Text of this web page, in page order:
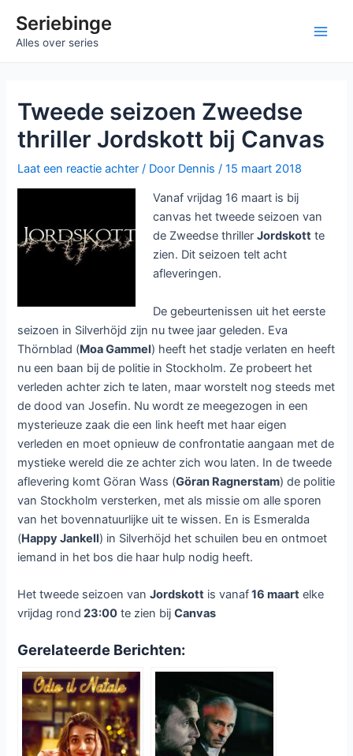
naarSeriebinge
Alles over series
Tweede seizoen Zweedse
thriller Jordskott bij Canvas
Laat een reactie achter / Door Dennis/15 maart 2018
Vanaf vrijdag 16 maart is bij
canvas het tweede seizoen van
de Zweedse thrillerJordskott te
zien. Dit seizoen telt acht
afleveringen.
De gebeurtenissen uit het eerste
seizoen in Silverhöjd zijn nu twee jaar geleden. Eva
Thörnblad (Moa Gammel) heeft het stadje verlaten en heeft
nu een baan bij de politie in Stockholm. Ze probeert het
verleden achter zich te laten, maar worstelt nog steeds met
de dood van Josefin. Nu wordt ze meegezogen in een
mysterieuze zaak die een link heeft met haar eigen
verleden en moet opnieuw de confrontatie aangaan met de
mystieke wereld die ze achter zich wou laten. In de tweede
aflevering komt Göran Wass (Göran Ragnerstam) de politie
van Stockholm versterken, met als missie om alle sporen
van het bovennatuurlijke uit te wissen. En is Esmeralda
(Happy Jankell) in Silverhöjd het schuilen beu en ontmoet
iemand in het bos die haar hulp nodig heeft.
Het tweede seizoen vanJordskott is vanaf16 maart elke
vrijdag rond 23:00 te zien bijCanvas
Gerelateerde Berichten: